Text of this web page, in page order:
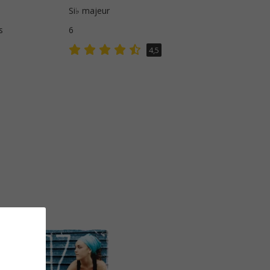
Si♭ majeur
6
4,5